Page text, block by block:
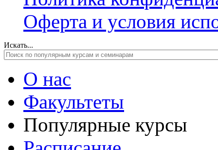
Оферта и условия
Искать...
О нас
Факультеты
Популярные курсы